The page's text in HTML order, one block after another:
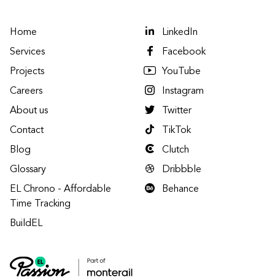
Home
Services
Projects
Careers
About us
Contact
Blog
Glossary
EL Chrono - Affordable
Time Tracking
BuildEL
LinkedIn
Facebook
YouTube
Instagram
Twitter
TikTok
Clutch
Dribbble
Behance